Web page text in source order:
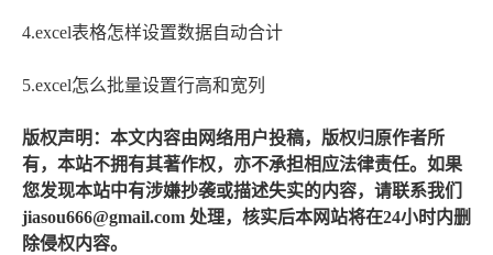
4.excel表格怎样设置数据自动合计
5.excel怎么批量设置行高和宽列
版权声明：本文内容由网络用户投稿，版权归原作者所
有，本站不拥有其著作权，亦不承担相应法律责任。如果
您发现本站中有涉嫌抄袭或描述失实的内容，请联系我们
jiasou666@gmail.com 处理，核实后本网站将在24小时内删
除侵权内容。